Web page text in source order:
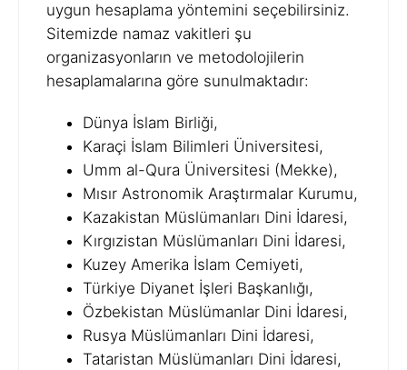
uygun hesaplama yöntemini seçebilirsiniz.
Sitemizde namaz vakitleri şu
organizasyonların ve metodolojilerin
hesaplamalarına göre sunulmaktadır:
Dünya İslam Birliği,
Karaçi İslam Bilimleri Üniversitesi,
Umm al-Qura Üniversitesi (Mekke),
Mısır Astronomik Araştırmalar Kurumu,
Kazakistan Müslümanları Dini İdaresi,
Kırgızistan Müslümanları Dini İdaresi,
Kuzey Amerika İslam Cemiyeti,
Türkiye Diyanet İşleri Başkanlığı,
Özbekistan Müslümanlar Dini İdaresi,
Rusya Müslümanları Dini İdaresi,
Tataristan Müslümanları Dini İdaresi,